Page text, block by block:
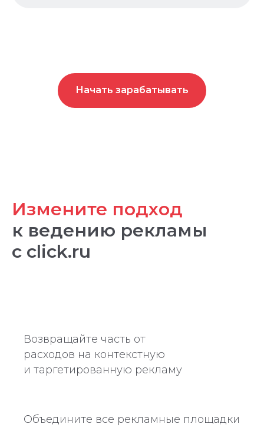
Начать зарабатывать
Измените подход
к ведению рекламы
с click.ru
Возвращайте часть от
расходов на контекстную
и таргетированную рекламу
Объедините все рекламные площадки